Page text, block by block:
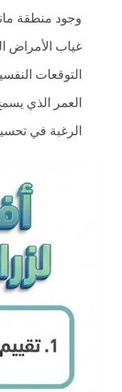
وجود منطقة
غياب الأمراض
التوقعات
العمر الذي
الرغبة في